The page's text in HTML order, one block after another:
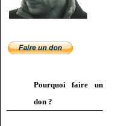
Pourquoi faire un
don ?